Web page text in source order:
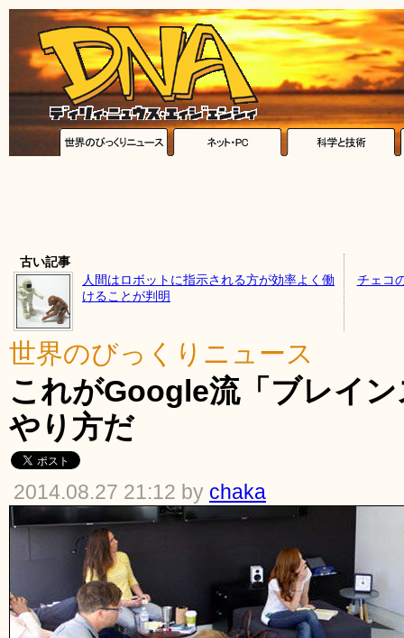
古い記事
人間はロボットに指示される方が効率よく働
けることが判明
チェコ
世界のびっくりニュース
これがGoogle流「ブレイ
やり方だ
2014.08.27 21:12 by chaka